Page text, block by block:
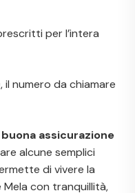
per l’intera
il numero da chiamare
buona assicurazione
alcune semplici
di vivere la
con tranquillità,